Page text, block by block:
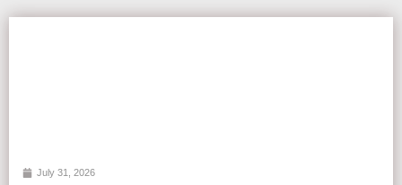
July 31, 2026